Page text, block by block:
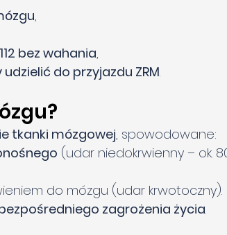
,
bez wahania,
do przyjazdu ZRM.
tkanki mózgowej, spowodowane:
(udar niedokrwienny – ok.
do mózgu (udar krwotoczny).
zagrożenia życia.